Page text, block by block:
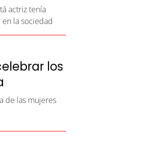
actriz tenía
la sociedad
los
de las mujeres